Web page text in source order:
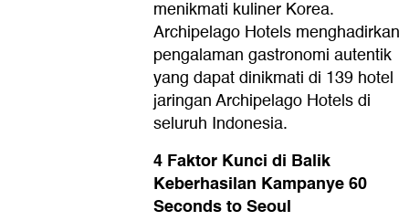
menikmati kuliner Korea.
Archipelago Hotels menghadirkan
pengalaman gastronomi autentik
yang dapat dinikmati di 139 hotel
jaringan Archipelago Hotels di
seluruh Indonesia.
4 Faktor Kunci di Balik
Keberhasilan Kampanye 60
Seconds to Seoul